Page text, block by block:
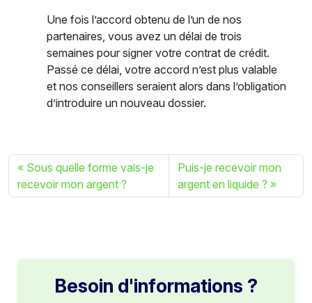
Une fois l’accord obtenu de l’un de nos
partenaires, vous avez un délai de trois
semaines pour signer votre contrat de crédit.
Passé ce délai, votre accord n’est plus valable
et nos conseillers seraient alors dans l’obligation
d’introduire un nouveau dossier.
Sous quelle forme vais-je
recevoir mon argent ?
Puis-je recevoir mon
argent en liquide ?
Besoin d'informations ?